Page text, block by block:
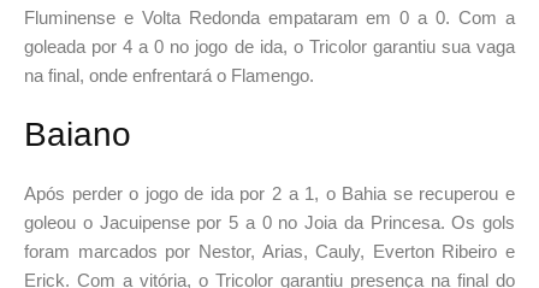
Fluminense e Volta Redonda empataram em 0 a 0. Com a
goleada por 4 a 0 no jogo de ida, o Tricolor garantiu sua vaga
na final, onde enfrentará o Flamengo.
Baiano
Após perder o jogo de ida por 2 a 1, o Bahia se recuperou e
goleou o Jacuipense por 5 a 0 no Joia da Princesa. Os gols
foram marcados por Nestor, Arias, Cauly, Everton Ribeiro e
Erick. Com a vitória, o Tricolor garantiu presença na final do